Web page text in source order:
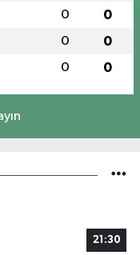
0 0
0 0
0 0
21:30